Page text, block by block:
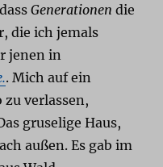
Generationen die
die ich jemals
jenen in
. Mich auf ein
verlassen,
gruselige Haus,
außen. Es gab im